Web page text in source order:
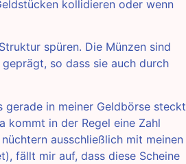
kollidieren oder wenn
spüren. Die Münzen sind
so dass sie auch durch
gerade in meiner Geldbörse steckt
kommt in der Regel eine Zahl
ausschließlich mit meinen
fällt mir auf, dass diese Scheine